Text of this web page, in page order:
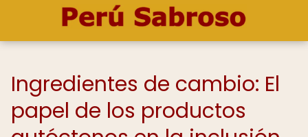
Ingredientes de cambio: El
papel de los productos